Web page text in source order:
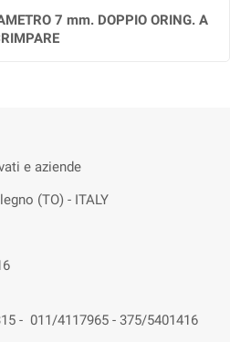
7 mm. DOPPIO ORING. A
e aziende
(TO) - ITALY
- 011/4117965 - 375/5401416